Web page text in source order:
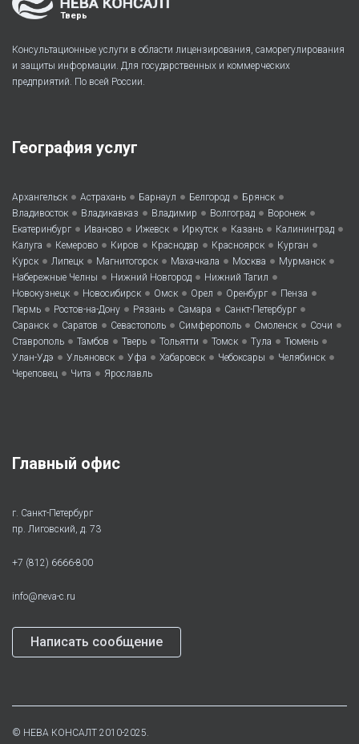
Тверь
Консультационные услуги в области лицензирования, саморегулирования
и защиты информации. Для государственных и коммерческих
предприятий. По всей России.
География услуг
Архангельск • Астрахань • Барнаул • Белгород • Брянск •
Владивосток • Владикавказ • Владимир • Волгоград • Воронеж •
Екатеринбург • Иваново • Ижевск • Иркутск • Казань • Калининград •
Калуга • Кемерово • Киров • Краснодар • Красноярск • Курган •
Курск • Липецк • Магнитогорск • Махачкала • Москва • Мурманск •
Набережные Челны • Нижний Новгород • Нижний Тагил •
Новокузнецк • Новосибирск • Омск • Орел • Оренбург • Пенза •
Пермь • Ростов-на-Дону • Рязань • Самара • Санкт-Петербург •
Саранск • Саратов • Севастополь • Симферополь • Смоленск • Сочи •
Ставрополь • Тамбов • Тверь • Тольятти • Томск • Тула • Тюмень •
Улан-Удэ • Ульяновск • Уфа • Хабаровск • Чебоксары • Челябинск •
Череповец • Чита • Ярославль
Главный офис
г. Санкт-Петербург
пр. Лиговский, д. 73
+7 (812) 6666-800
info@neva-c.ru
Написать сообщение
© НЕВА КОНСАЛТ 2010-2025.